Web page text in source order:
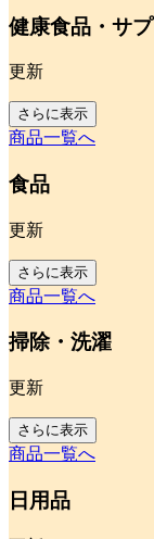
健康食品・サ
更新
さらに表示
商品一覧へ
食品
更新
さらに表示
商品一覧へ
掃除・洗濯
更新
さらに表示
商品一覧へ
日用品